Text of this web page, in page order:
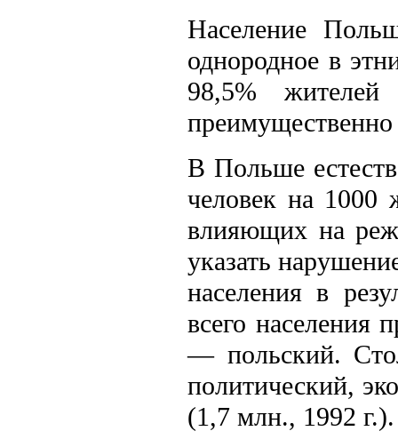
Население
однородное в
98,5%
преимущественно
В Польше
человек на 1000
влияющих на
указать
населения в
всего населения
— польский.
политический,
(1,7 млн., 1992 г.).